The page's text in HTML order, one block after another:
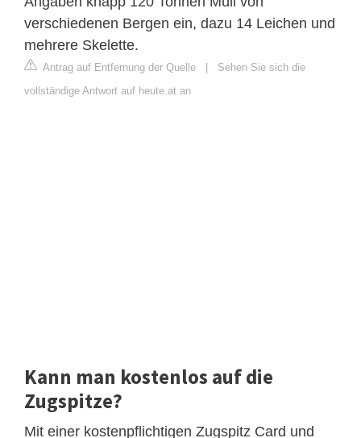
verschiedenen Bergen ein, dazu 14 Leichen und
mehrere Skelette.
Antrag auf Entfernung der Quelle | Sehen Sie sich die
vollständige Antwort auf heute.at an
Kann man kostenlos auf die
Zugspitze?
Mit einer kostenpflichtigen Zugspitz Card und